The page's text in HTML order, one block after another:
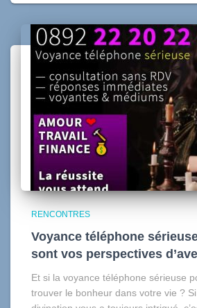
RENCONTRES
Voyance téléphone
sont vos perspectives
Et si la voyance téléphone sérieuse
trouver le bonheur dans votre vie ?